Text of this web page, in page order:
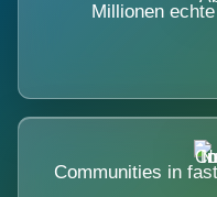
Millionen
Communities in